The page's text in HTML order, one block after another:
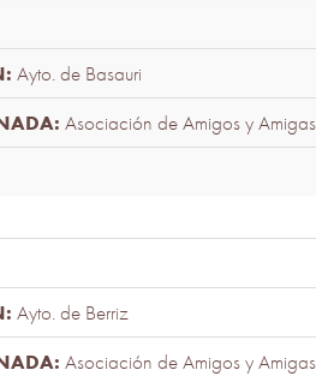
Ayto. de Basauri
Asociación de Amigos y
Ayto. de Berriz
Asociación de Amigos y